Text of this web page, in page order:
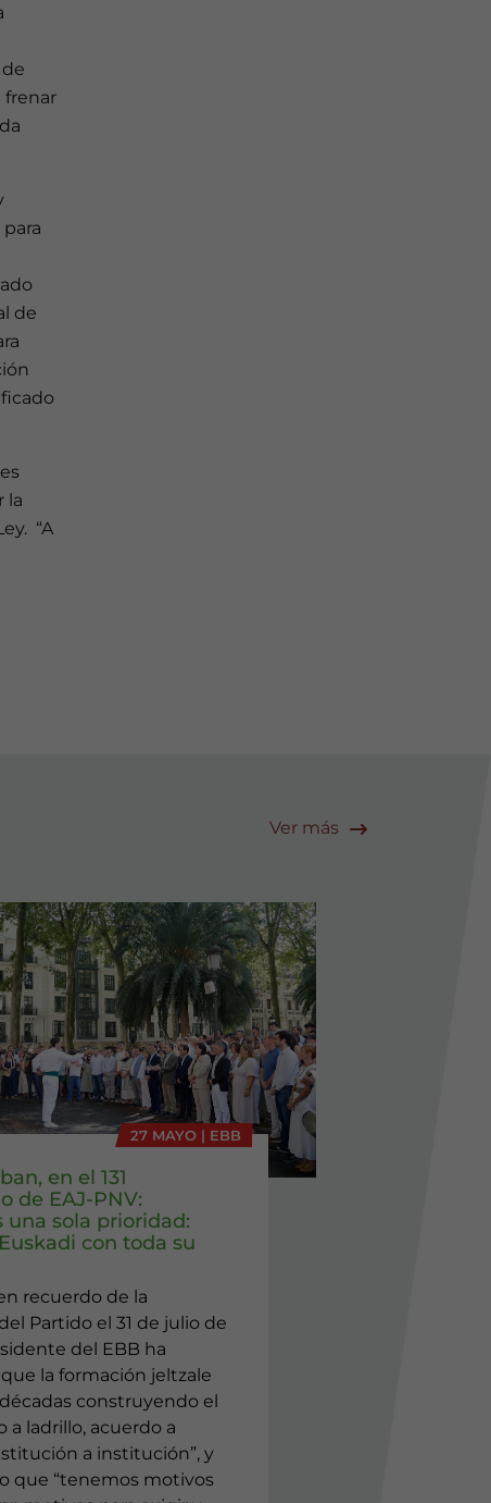
frenar
de
la
“A
Ver más
27 MAYO | EBB
en el 131
de EAJ-PNV:
una sola prioridad:
con toda su
recuerdo de la
Partido el 31 de julio de
del EBB ha
la formación jeltzale
construyendo el
a ladrillo, acuerdo a
a institución”, y
que “tenemos motivos